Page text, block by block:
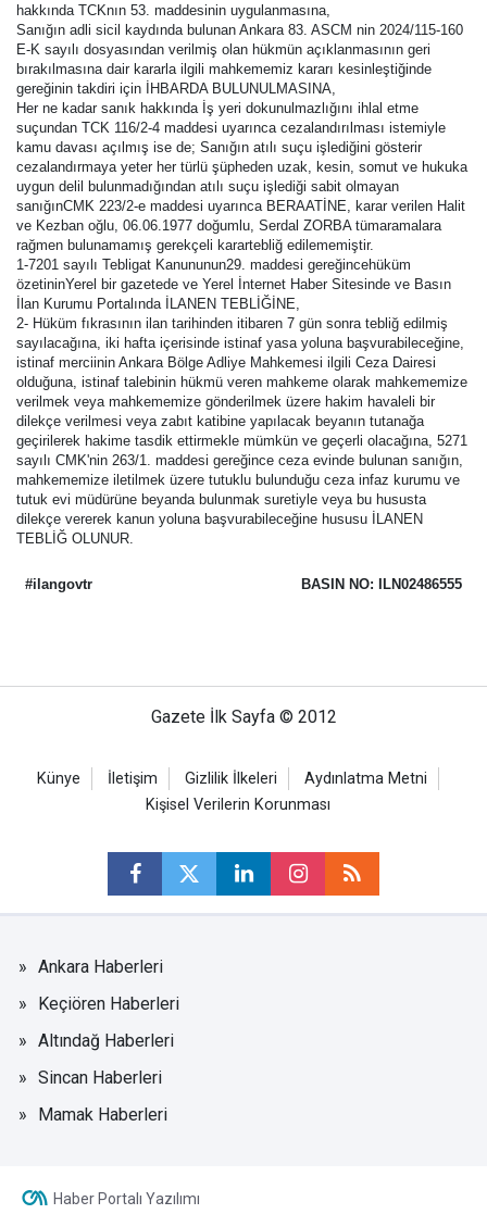
hakkında TCKnın 53. maddesinin uygulanmasına,
Sanığın adli sicil kaydında bulunan Ankara 83. ASCM nin 2024/115-160
E-K sayılı dosyasından verilmiş olan hükmün açıklanmasının geri
bırakılmasına dair kararla ilgili mahkememiz kararı kesinleştiğinde
gereğinin takdiri için İHBARDA BULUNULMASINA,
Her ne kadar sanık hakkında İş yeri dokunulmazlığını ihlal etme
suçundan TCK 116/2-4 maddesi uyarınca cezalandırılması istemiyle
kamu davası açılmış ise de; Sanığın atılı suçu işlediğini gösterir
cezalandırmaya yeter her türlü şüpheden uzak, kesin, somut ve hukuka
uygun delil bulunmadığından atılı suçu işlediği sabit olmayan
sanığınCMK 223/2-e maddesi uyarınca BERAATİNE, karar verilen Halit
ve Kezban oğlu, 06.06.1977 doğumlu, Serdal ZORBA tümaramalara
rağmen bulunamamış gerekçeli karartebliğ edilememiştir.
1-7201 sayılı Tebligat Kanununun29. maddesi gereğincehüküm
özetininYerel bir gazetede ve Yerel İnternet Haber Sitesinde ve Basın
İlan Kurumu Portalında İLANEN TEBLİĞİNE,
2- Hüküm fıkrasının ilan tarihinden itibaren 7 gün sonra tebliğ edilmiş
sayılacağına, iki hafta içerisinde istinaf yasa yoluna başvurabileceğine,
istinaf merciinin Ankara Bölge Adliye Mahkemesi ilgili Ceza Dairesi
olduğuna, istinaf talebinin hükmü veren mahkeme olarak mahkememize
verilmek veya mahkememize gönderilmek üzere hakim havaleli bir
dilekçe verilmesi veya zabıt katibine yapılacak beyanın tutanağa
geçirilerek hakime tasdik ettirmekle mümkün ve geçerli olacağına, 5271
sayılı CMK'nin 263/1. maddesi gereğince ceza evinde bulunan sanığın,
mahkememize iletilmek üzere tutuklu bulunduğu ceza infaz kurumu ve
tutuk evi müdürüne beyanda bulunmak suretiyle veya bu hususta
dilekçe vererek kanun yoluna başvurabileceğine hususu İLANEN
TEBLİĞ OLUNUR.
#ilangovtr BASIN NO: ILN02486555
Gazete İlk Sayfa © 2012
Künye İletişim Gizlilik İlkeleri
Aydınlatma Metni
Kişisel Verilerin Korunması
Ankara Haberleri
Keçiören Haberleri
Altındağ Haberleri
Sincan Haberleri
Mamak Haberleri
Haber Portalı Yazılımı